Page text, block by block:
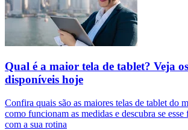
Qual é a maior tela de tablet? Veja
disponíveis hoje
Confira quais são as maiores telas de tablet do
como funcionam as medidas e descubra se
com a sua rotina